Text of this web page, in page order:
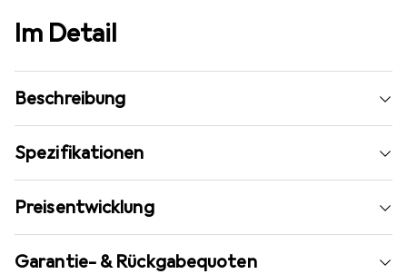
Im Detail
Beschreibung
Spezifikationen
Preisentwicklung
Garantie- & Rückgabequoten